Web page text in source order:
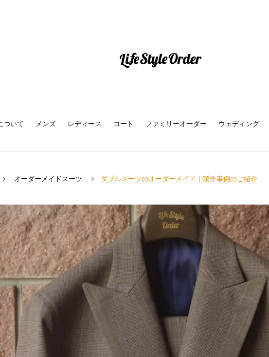
ついて メンズ レディース コート ファミリーオーダー ウェディング
オーダーメイドスーツ ダブルスーツのオーダーメイド｜製作事例のご紹介